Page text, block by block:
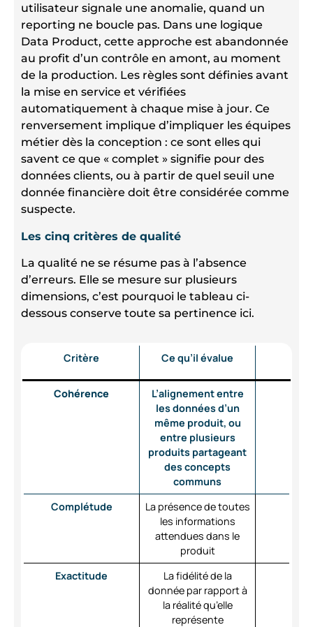
utilisateur signale une anomalie, quand un
reporting ne boucle pas. Dans une logique
Data Product, cette approche est abandonnée
au profit d’un contrôle en amont, au moment
de la production. Les règles sont définies avant
la mise en service et vérifiées
automatiquement à chaque mise à jour. Ce
renversement implique d’impliquer les équipes
métier dès la conception : ce sont elles qui
savent ce que « complet » signifie pour des
données clients, ou à partir de quel seuil une
donnée financière doit être considérée comme
suspecte.
Les cinq critères de qualité
La qualité ne se résume pas à l’absence
d’erreurs. Elle se mesure sur plusieurs
dimensions, c’est pourquoi le tableau ci-
dessous conserve toute sa pertinence ici.
Critère Ce qu’il évalue
Cohérence
L’alignement entre
les données d’un
même produit, ou
entre plusieurs
produits partageant
des concepts
communs
Complétude
La présence de toutes
les informations
attendues dans le
produit
Exactitude
La fidélité de la
donnée par rapport à
la réalité qu’elle
représente